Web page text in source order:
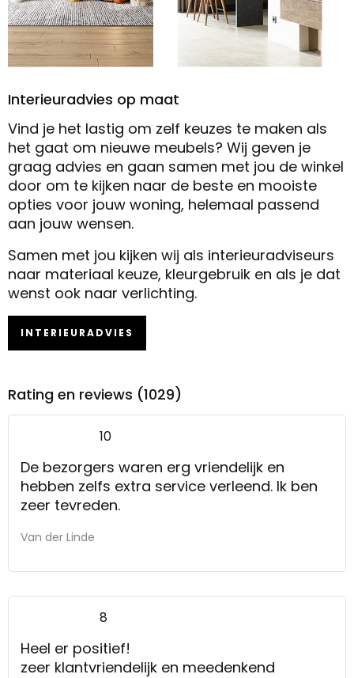
Interieuradvies op maat
Vind je het lastig om zelf keuzes te maken als
het gaat om nieuwe meubels? Wij geven je
graag advies en gaan samen met jou de winkel
door om te kijken naar de beste en mooiste
opties voor jouw woning, helemaal passend
aan jouw wensen.
Samen met jou kijken wij als interieuradviseurs
naar materiaal keuze, kleurgebruik en als je dat
wenst ook naar verlichting.
INTERIEURADVIES
Rating en reviews (1029)
10
De bezorgers waren erg vriendelijk en
hebben zelfs extra service verleend. Ik ben
zeer tevreden.
Van der Linde
8
Heel er positief!
zeer klantvriendelijk en meedenkend